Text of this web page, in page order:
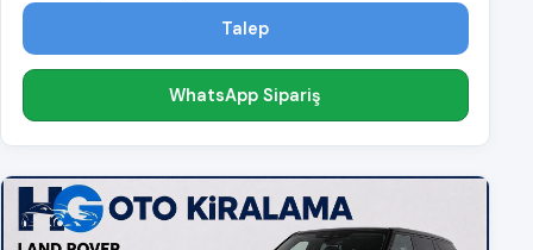
Talep
WhatsApp Sipariş